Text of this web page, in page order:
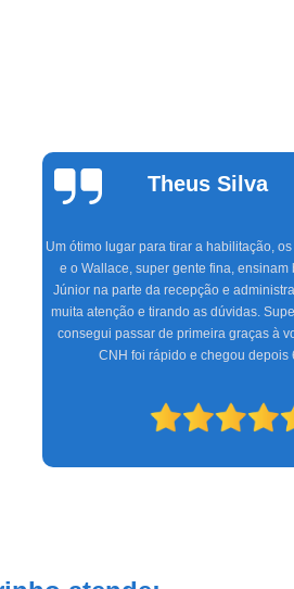
Cinthia
Alvarenga
Fazer aulas com a Marinho foi a melhor
com uma equipe altamente treinada,
gabarito, foram seis meses de muita
às aulas práticas, só tenho a agradecer.
condutores tenham a mesma